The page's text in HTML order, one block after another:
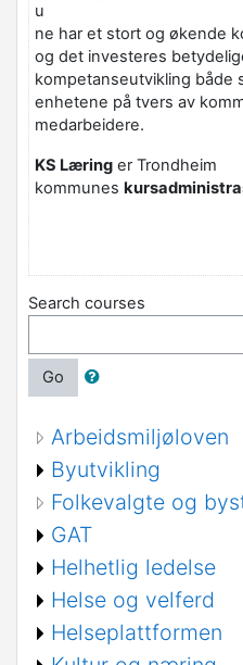
u
ne har et stort og økende
og det investeres
kompetanseutvikling både
enhetene på tvers av
medarbeidere.
KS Læring er Trondheim
kommunes
Search courses
Go
Arbeidsmiljøloven
Byutvikling
Folkevalgte og
GAT
Helhetlig ledelse
Helse og velferd
Helseplattformen